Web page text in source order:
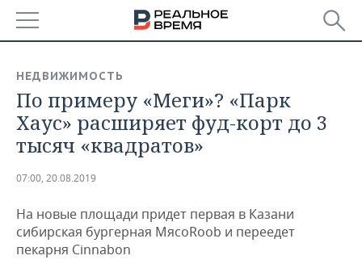
БАШКОРТОСТАН
ТАТАРСТАН
НОВОСТИ
АНАЛИТИКА
ДЕКЛАРАЦИИ О ДОХОДАХ
КОРОЛИ ГОСЗАКАЗА ПФО
НОВОСТИ ЭКОНОМИКИ
ФИНАНСЫ
ПРОМЫШЛЕННОСТЬ
НОВОСТИ
ПРОМЫШЛЕННОСТИ
НЕДВИЖИМОСТЬ
НЕДВИЖИМОСТЬ
По примеру «Меги»? «Парк
Хаус» расширяет фуд-корт до 3
тысяч «квадратов»
07:00, 20.08.2019
На новые площади придет первая в Казани
сибирская бургерная МясоRoob и переедет
пекарня Cinnabon